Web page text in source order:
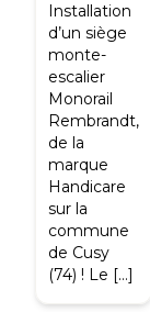
Installation
d’un siège
monte-
escalier
Monorail
Rembrandt,
de la
marque
Handicare
sur la
commune
de Cusy
(74) ! Le […]